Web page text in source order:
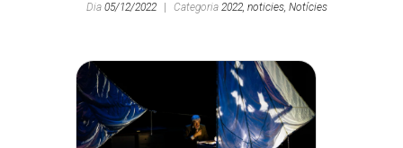
Dia 05/12/2022 Categoria 2022, noticies, Notícies